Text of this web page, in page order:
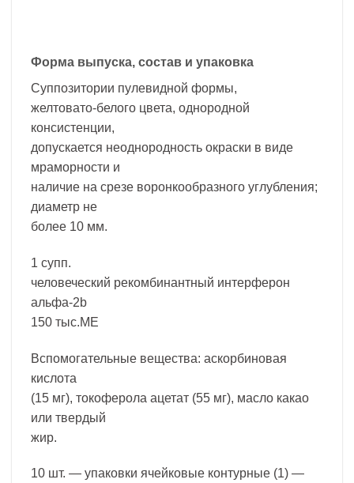
Форма выпуска, состав и упаковка
Суппозитории пулевидной формы,
желтовато-белого цвета, однородной
консистенции,
допускается неоднородность окраски в виде
мраморности и
наличие на срезе воронкообразного углубления;
диаметр не
более 10 мм.
1 супп.
человеческий рекомбинантный интерферон
альфа-2b
150 тыс.МЕ
Вспомогательные вещества: аскорбиновая
кислота
(15 мг), токоферола ацетат (55 мг), масло какао
или твердый
жир.
10 шт. — упаковки ячейковые контурные (1) —